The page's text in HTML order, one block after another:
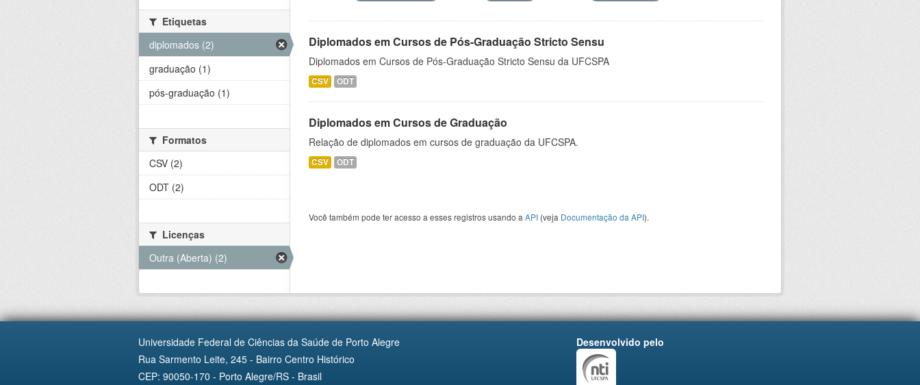
Diplomados em Cursos de Pós-Graduação Stricto Sensu
Diplomados em Cursos de Pós-Graduação Stricto Sensu da UFCSPA
CSV ODT
Diplomados em Cursos de Graduação
Relação de diplomados em cursos de graduação da UFCSPA.
CSV ODT
Você também pode ter acesso a esses registros usando a API (veja Documentação da API).
Etiquetas
diplomados (2)
graduação (1)
pós-graduação (1)
Formatos
CSV (2)
ODT (2)
Licenças
Outra (Aberta) (2)
Universidade Federal de Ciências da Saúde de Porto Alegre
Rua Sarmento Leite, 245 - Bairro Centro Histórico
CEP: 90050-170 - Porto Alegre/RS - Brasil
Desenvolvido pelo